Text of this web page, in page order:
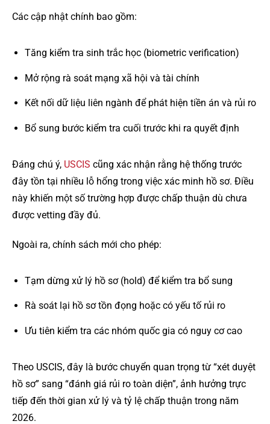
Các cập nhật chính bao gồm:
Tăng kiểm tra sinh trắc học (biometric verification)
Mở rộng rà soát mạng xã hội và tài chính
Kết nối dữ liệu liên ngành để phát hiện tiền án và rủi ro
Bổ sung bước kiểm tra cuối trước khi ra quyết định
Đáng chú ý, USCIS cũng xác nhận rằng hệ thống trước
đây tồn tại nhiều lỗ hổng trong việc xác minh hồ sơ. Điều
này khiến một số trường hợp được chấp thuận dù chưa
được vetting đầy đủ.
Ngoài ra, chính sách mới cho phép:
Tạm dừng xử lý hồ sơ (hold) để kiểm tra bổ sung
Rà soát lại hồ sơ tồn đọng hoặc có yếu tố rủi ro
Ưu tiên kiểm tra các nhóm quốc gia có nguy cơ cao
Theo USCIS, đây là bước chuyển quan trọng từ “xét duyệt
hồ sơ” sang “đánh giá rủi ro toàn diện”, ảnh hưởng trực
tiếp đến thời gian xử lý và tỷ lệ chấp thuận trong năm
2026.